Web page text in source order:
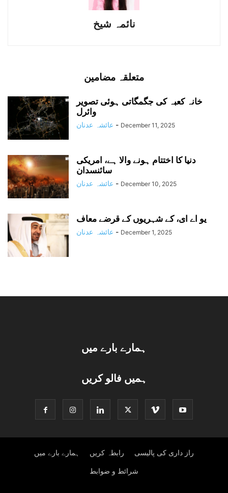
نائمہ شیخ
متعلقہ مضامین
خانہ کعبہ کی جگمگاتی ہوئی تصویر
وائرل
عائشہ عدنان - December 11, 2025
دنیا کا اختتام ہونے والا ہے، امریکی
سائنسدان
عائشہ عدنان - December 10, 2025
یو اے ای، کے شہریوں کے قرضے معاف
عائشہ عدنان - December 1, 2025
ہمارے بارے میں
ہمیں فالو کریں
ہمارے بارے میں رابطہ کریں راز داری کی پالیسی
شرائط و ضوابط